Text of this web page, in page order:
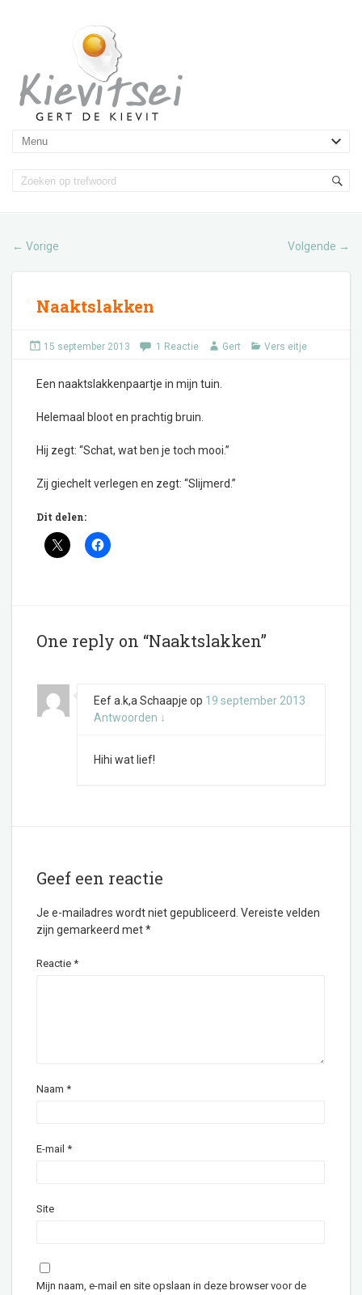
← Vorige Volgende →
Naaktslakken
15 september 2013 1 Reactie Gert Vers eitje
Een naaktslakkenpaartje in mijn tuin.
Helemaal bloot en prachtig bruin.
Hij zegt: “Schat, wat ben je toch mooi.”
Zij giechelt verlegen en zegt: “Slijmerd.”
Dit delen:
One reply on “Naaktslakken”
Eef a.k,a Schaapje op 19 september 2013
Antwoorden ↓
Hihi wat lief!
Geef een reactie
Je e-mailadres wordt niet gepubliceerd. Vereiste velden
zijn gemarkeerd met*
Reactie *
Naam *
E-mail *
Site
Mijn naam, e-mail en site opslaan in deze browser voor de